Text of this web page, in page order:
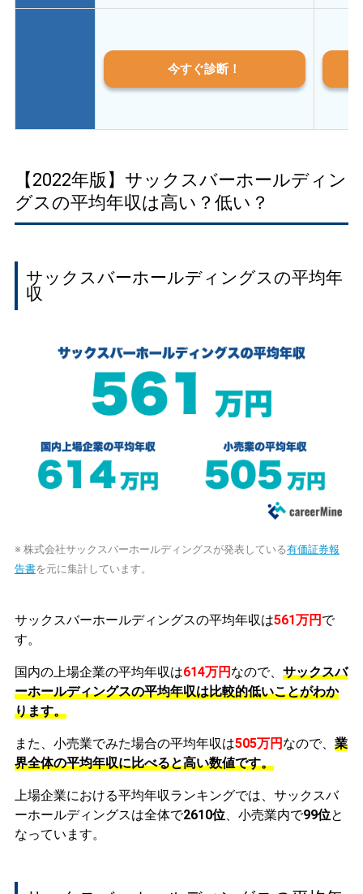
今すぐ診断！
【2022年版】サックスバーホールディン
グスの平均年収は高い？低い？
サックスバーホールディングスの平均年
収
※ 株式会社サックスバーホールディングスが発表している有価証券報
告書を元に集計しています。
サックスバーホールディングスの平均年収は561万円 で
す。
国内の上場企業の平均年収は614万円 なので、 サックスバ
ーホールディングスの平均年収は比較的低いことがわか
ります。
また、小売業でみた場合の平均年収は505万円 なので、 業
界全体の平均年収に比べると高い数値です。
上場企業における平均年収ランキングでは、サックスバ
ーホールディングスは全体で2610位、小売業内で99位と
なっています。